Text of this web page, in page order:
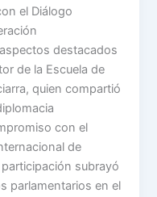
el Diálogo
destacados
de la Escuela de
quien compartió
con el
de
subrayó
parlamentarios en el